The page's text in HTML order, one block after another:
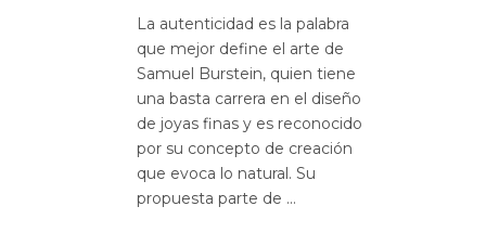
La autenticidad es la palabra
que mejor define el arte de
Samuel Burstein, quien tiene
una basta carrera en el diseño
de joyas finas y es reconocido
por su concepto de creación
que evoca lo natural. Su
propuesta parte de